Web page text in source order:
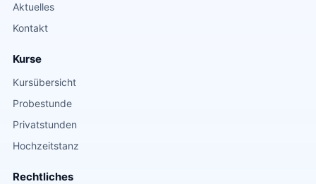
Aktuelles
Kontakt
Kurse
Kursübersicht
Probestunde
Privatstunden
Hochzeitstanz
Rechtliches